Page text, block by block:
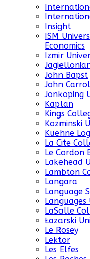
Insight
ISM
Economics
Izmir
John Bapst
John
Jonkoping
Kaplan
Kings
Kozminski
Kuehne
La Cite
Le Cordon
Lakehead
Lambton
Langara
Language
Languages
LaSalle
Łazarski
Le Rosey
Lektor
Les Elfes